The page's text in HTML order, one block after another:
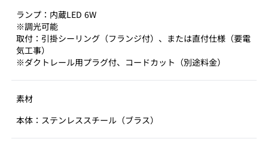
ランプ：内蔵LED 6W
※調光可能
取付：引掛シーリング（フランジ付）、または直付仕様（要電
気工事）
※ダクトレール用プラグ付、コードカット（別途料金）
素材
本体：ステンレススチール（ブラス）